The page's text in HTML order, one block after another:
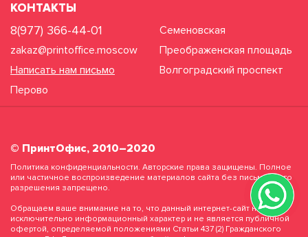
КОНТАКТЫ
8(977) 366-44-01
zakaz@printoffice.moscow
Написать нам письмо
Перово
Семеновская
Преображенская площадь
Волгоградский проспект
© ПринтОфис, 2010–2020
Политика конфиденциальности. Авторские права защищены. Полное
или частичное воспроизведение материалов сайта без письменного
разрешения запрещено.
Обращаем ваше внимание на то, что данный интернет-сайт носит
исключительно информационный характер и не является публичной
офертой, определяемой положениями Статьи 437 (2) Гражданского